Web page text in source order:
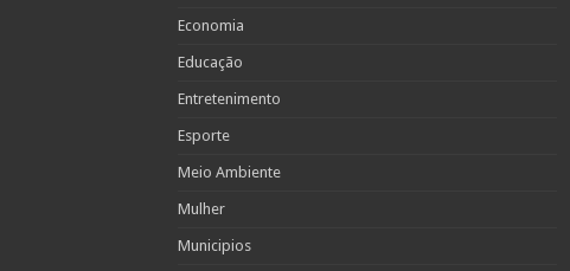
Economia
Educação
Entretenimento
Esporte
Meio Ambiente
Mulher
Municipios